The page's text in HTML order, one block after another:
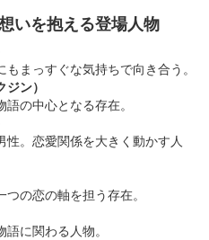
いを抱える登場人物
まっすぐな気持ちで向き合う。
ン）
の中心となる存在。
性。恋愛関係を大きく動かす人
の恋の軸を担う存在。
に関わる人物。